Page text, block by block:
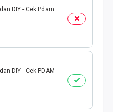
DIY - Cek Pdam
DIY - Cek PDAM